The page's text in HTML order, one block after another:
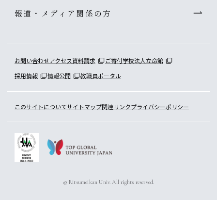
報道・メディア関係の方
お問い合わせアクセス資料請求 ご寄付学校法人立命館
採用情報
情報公開 教職員ポータル
このサイトについてサイトマップ関連リンクプライバシーポリシー
© Ritsumeikan Univ. All rights reserved.